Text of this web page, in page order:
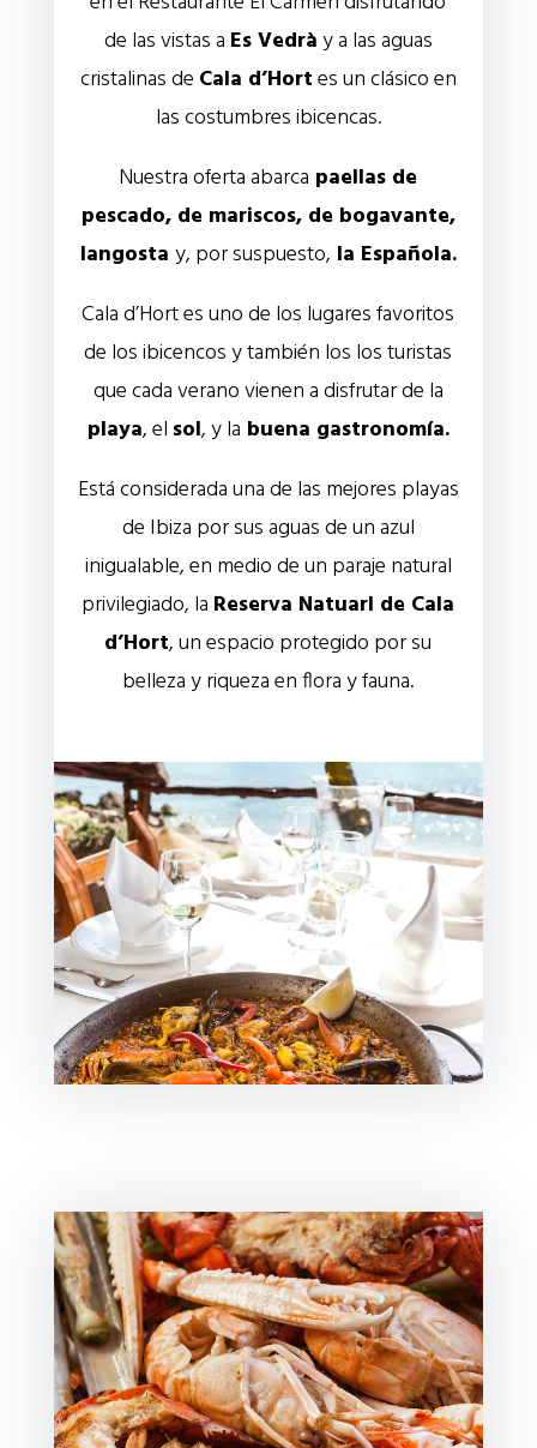
de las vistas a Es Vedrày a las aguas
cristalinas de Cala d’Hortes un clásico en
las costumbres ibicencas.
Nuestra oferta abarca paellas de
pescado, de mariscos, de bogavante,
langosta y, por suspuesto, la Española.
Cala d’Hort es uno de los lugares favoritos
de los ibicencos y también los los turistas
que cada verano vienen a disfrutar de la
playa, el sol, y la buena gastronomía.
Está considerada una de las mejores playas
de Ibiza por sus aguas de un azul
inigualable, en medio de un paraje natural
privilegiado, la Reserva Natuarl de Cala
d’Hort, un espacio protegido por su
belleza y riqueza en flora y fauna.